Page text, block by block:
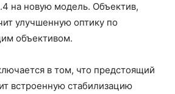
на новую модель. Объектив,
улучшенную оптику по
объективом.
в том, что предстоящий
встроенную стабилизацию